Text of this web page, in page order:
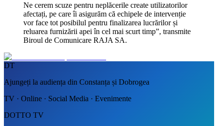
Ne cerem scuze pentru neplăcerile create utilizatorilor
afectați, pe care îi asigurăm că echipele de intervenție
vor face tot posibilul pentru finalizarea lucrărilor și
reluarea furnizării apei în cel mai scurt timp”, transmite
Biroul de Comunicare RAJA SA.
DT
Ajungeți la audiența din Constanța și Dobrogea
TV · Online · Social Media · Evenimente
DOTTO TV